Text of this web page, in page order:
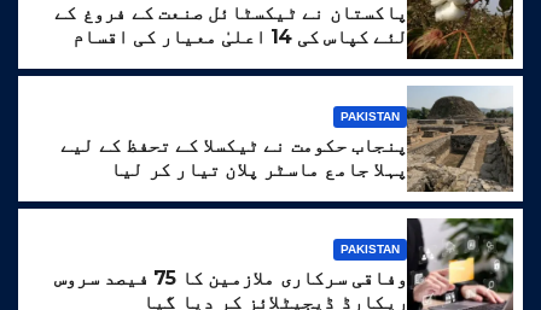
پاکستان نے ٹیکسٹائل صنعت کے فروغ کے
لئے کپاس کی 14 اعلیٰ معیار کی اقسام
PAKISTAN
پنجاب حکومت نے ٹیکسلا کے تحفظ کے لیے
پہلا جامع ماسٹر پلان تیار کر لیا
PAKISTAN
وفاقی سرکاری ملازمین کا 75 فیصد سروس
ریکارڈ ڈیجیٹلائز کر دیا گیا